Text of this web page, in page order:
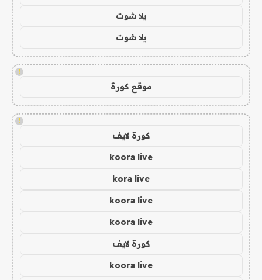
يلا شوت
يلا شوت
!
موقع كورة
!
كورة لايف
koora live
kora live
koora live
koora live
كورة لايف
koora live